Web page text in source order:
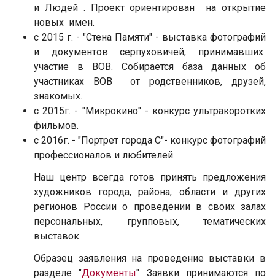
и Людей . Проект ориентирован на открытие
новых имен.
с 2015 г. - "Стена Памяти" - выставка фотографий
и документов серпуховичей, принимавших
участие в ВОВ. Собирается база данных об
участниках ВОВ от родственников, друзей,
знакомых.
с 2015г. - "Микрокино" - конкурс ультракоротких
фильмов.
с 2016г. - "Портрет города С"- конкурс фотографий
профессионалов и любителей.
Наш центр всегда готов принять предложения
художников города, района, области и других
регионов России о проведении в своих залах
персональных, групповых, тематических
выставок.
Образец заявления на проведение выставки в
разделе "Документы" Заявки принимаются по